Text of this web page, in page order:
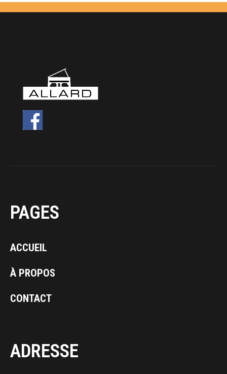
PAGES
ACCUEIL
À PROPOS
CONTACT
ADRESSE